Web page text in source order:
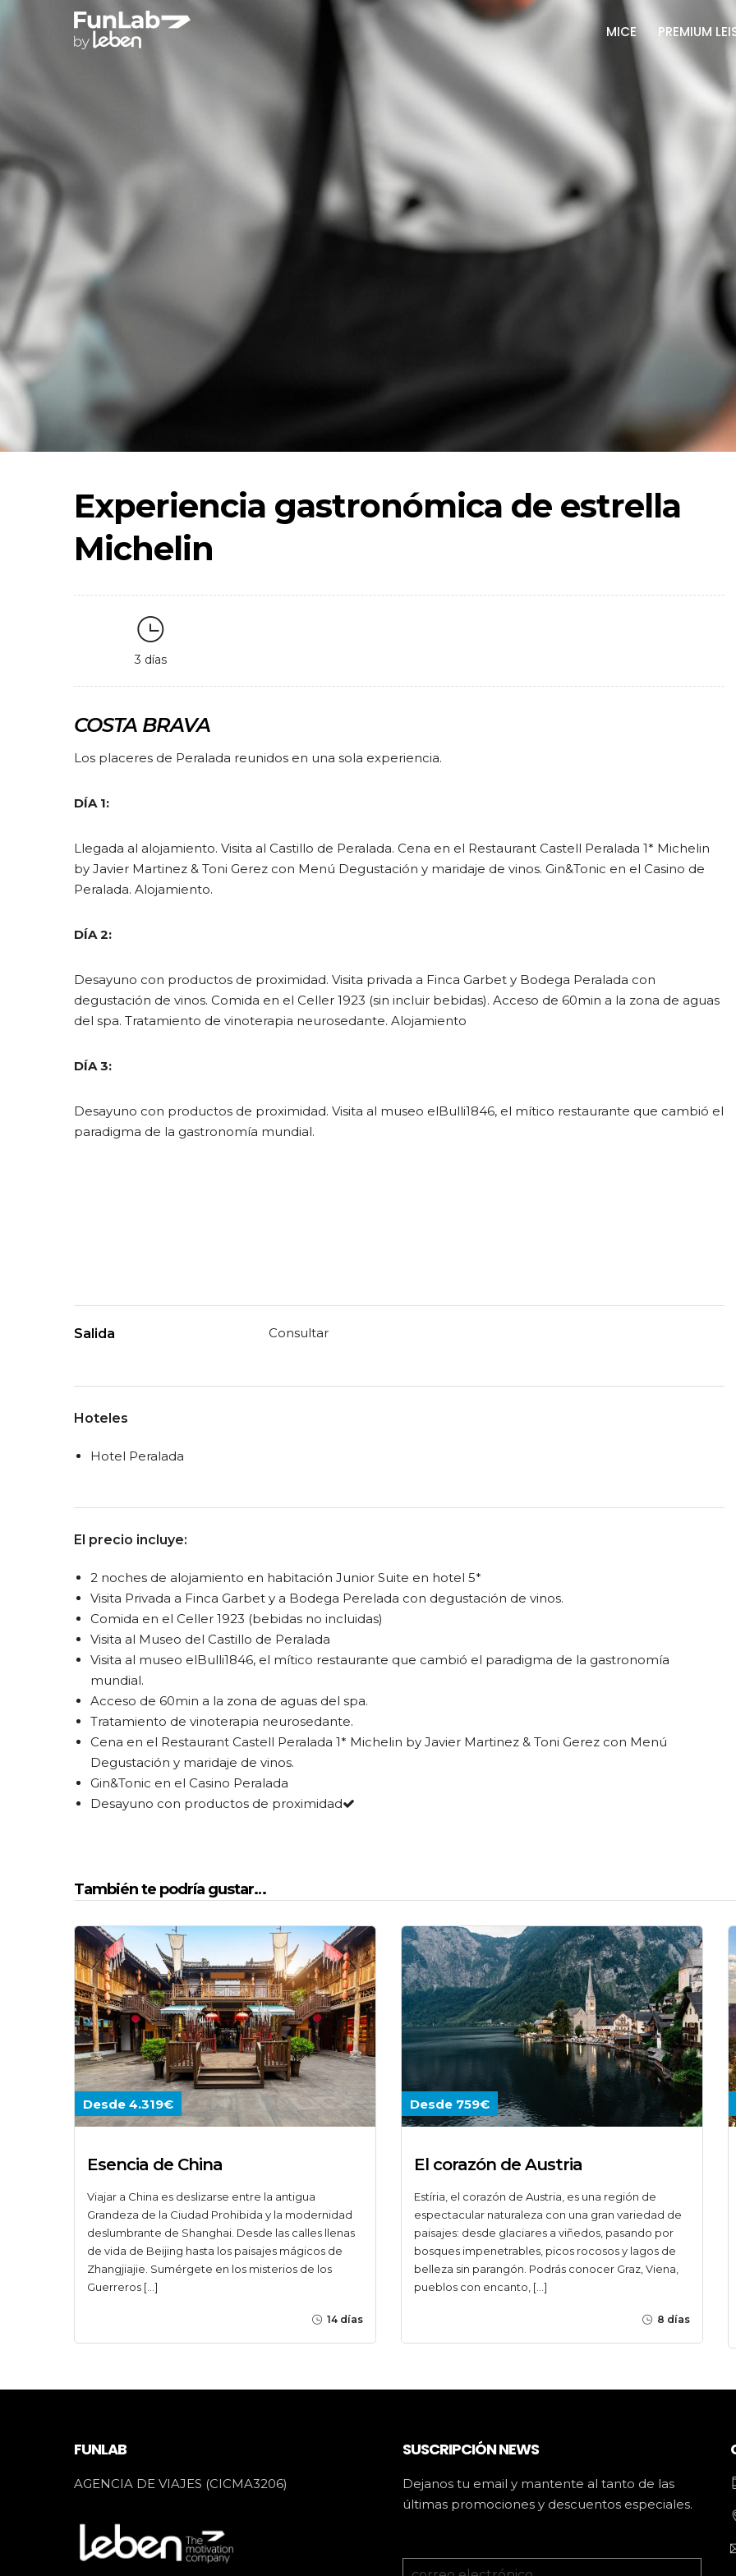
MICE PREMIUM
Experiencia gastronómica de estrella
Michelin
3 días
COSTA BRAVA
Los placeres de Peralada reunidos en una sola experiencia.
DÍA 1:
Llegada al alojamiento. Visita al Castillo de Peralada. Cena en el Restaurant Castell Peralada 1* Michelin
by Javier Martinez & Toni Gerez con Menú Degustación y maridaje de vinos. Gin&Tonic en el Casino de
Peralada. Alojamiento.
DÍA 2:
Desayuno con productos de proximidad. Visita privada a Finca Garbet y Bodega Peralada con
degustación de vinos. Comida en el Celler 1923 (sin incluir bebidas). Acceso de 60min a la zona de aguas
del spa. Tratamiento de vinoterapia neurosedante. Alojamiento
DÍA 3:
Desayuno con productos de proximidad. Visita al museo elBulli1846, el mítico restaurante que cambió el
paradigma de la gastronomía mundial.
Salida Consultar
Hoteles
Hotel Peralada
El precio incluye:
2 noches de alojamiento en habitación Junior Suite en hotel 5*
Visita Privada a Finca Garbet y a Bodega Perelada con degustación de vinos.
Comida en el Celler 1923 (bebidas no incluidas)
Visita al Museo del Castillo de Peralada
Visita al museo elBulli1846, el mítico restaurante que cambió el paradigma de la gastronomía
mundial.
Acceso de 60min a la zona de aguas del spa.
Tratamiento de vinoterapia neurosedante.
Cena en el Restaurant Castell Peralada 1* Michelin by Javier Martinez & Toni Gerez con Menú
Degustación y maridaje de vinos.
Gin&Tonic en el Casino Peralada
Desayuno con productos de proximidad
También te podría gustar…
Desde 4.319€
Esencia de China
Viajar a China es deslizarse entre la antigua
Grandeza de la Ciudad Prohibida y la modernidad
deslumbrante de Shanghai. Desde las calles llenas
de vida de Beijing hasta los paisajes mágicos de
Zhangjiajie. Sumérgete en los misterios de los
Guerreros […]
14 días
Desde 759€
El corazón de Austria
Estíria, el corazón de Austria, es una región de
espectacular naturaleza con una gran variedad de
paisajes: desde glaciares a viñedos, pasando por
bosques impenetrables, picos rocosos y lagos de
belleza sin parangón. Podrás conocer Graz, Viena,
pueblos con encanto, […]
8 días
FUNLAB
AGENCIA DE VIAJES (CICMA3206)
SUSCRIPCIÓN NEWS
Dejanos tu email y mantente al tanto de las
últimas promociones y descuentos especiales.